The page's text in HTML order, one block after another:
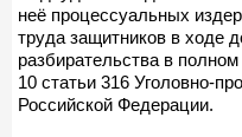
неё процессуальных
труда защитников в ходе
разбирательства в
10 статьи 316 Уголовно-
Российской Федерации.